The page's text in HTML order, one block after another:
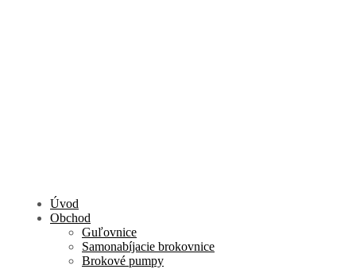
Úvod
Obchod
Guľovnice
Samonabíjacie brokovnice
Brokové pumpy